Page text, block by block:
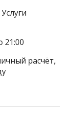
21:00
расчёт,